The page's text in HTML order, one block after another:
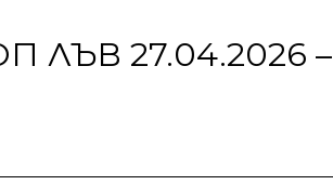
27.04.2026 –